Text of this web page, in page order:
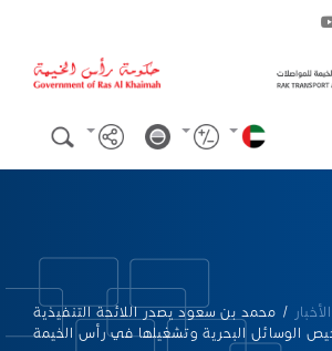
/ محمد بن سعود يصدر اللائحة التنفيذية
الوسائل البحرية وتشغيلها في رأس الخيمة